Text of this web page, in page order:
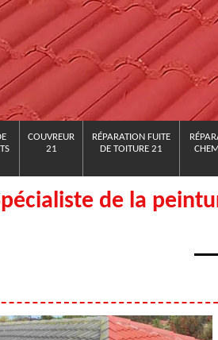
COUVREUR
21
RÉPARATION FUITE
DE TOITURE 21
de la